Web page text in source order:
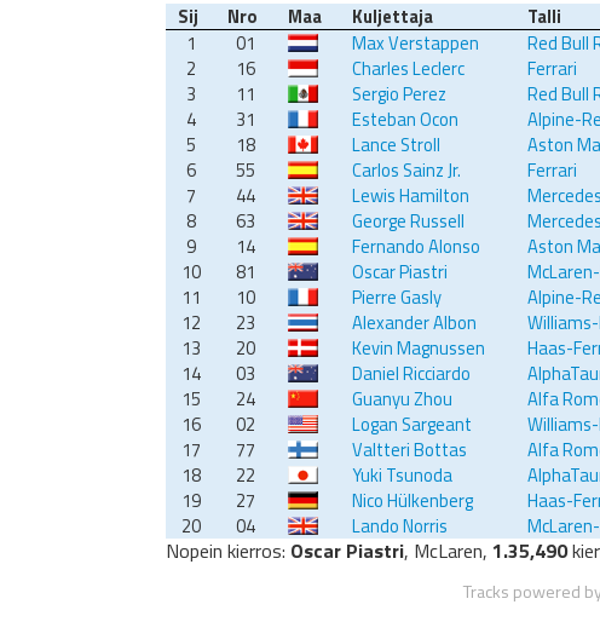
Sij Nro Maa Kuljettaja Talli
1
01 Max Verstappen Red Bull
2
16 Charles Leclerc Ferrari
3
11 Sergio Perez Red Bull
4
31 Esteban Ocon Alpine-
5
18 Lance Stroll Aston
6
55 Carlos Sainz Jr. Ferrari
7
44 Lewis Hamilton
8
63 George Russell
9
14 Fernando Alonso Aston
10
81 Oscar Piastri
11
10 Pierre Gasly Alpine-
12
23 Alexander Albon
13
20 Kevin Magnussen Haas-
14
03 Daniel Ricciardo
15
24 Guanyu Zhou Alfa
16
02 Logan Sargeant
17
77 Valtteri Bottas Alfa
18
22 Yuki Tsunoda
19
27 Nico Hülkenberg Haas-
20
04 Lando Norris
Nopein kierros: Oscar Piastri, McLaren, 1.35,490
Tracks powered